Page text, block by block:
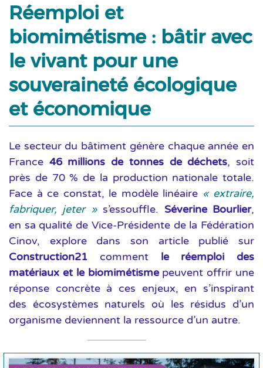
Réemploi et
biomimétisme : bâtir avec
le vivant pour une
souveraineté écologique
et économique
Le secteur du bâtiment génère chaque année en
France 46 millions de tonnes de déchets, soit
près de 70 % de la production nationale totale.
Face à ce constat, le modèle linéaire « extraire,
fabriquer, jeter »s’essouffle. Séverine Bourlier,
en sa qualité de Vice-Présidente de la Fédération
Cinov, explore dans son article publié sur
Construction21 comment le réemploi des
matériaux et le biomimétismepeuvent offrir une
réponse concrète à ces enjeux, en s’inspirant
des écosystèmes naturels où les résidus d’un
organisme deviennent la ressource d’un autre.